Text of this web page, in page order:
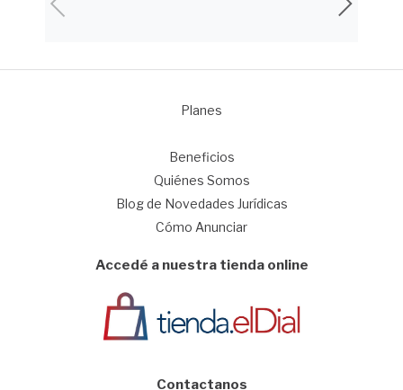
Planes
Beneficios
Quiénes Somos
Blog de Novedades Jurídicas
Cómo Anunciar
Accedé a nuestra tienda online
Contactanos